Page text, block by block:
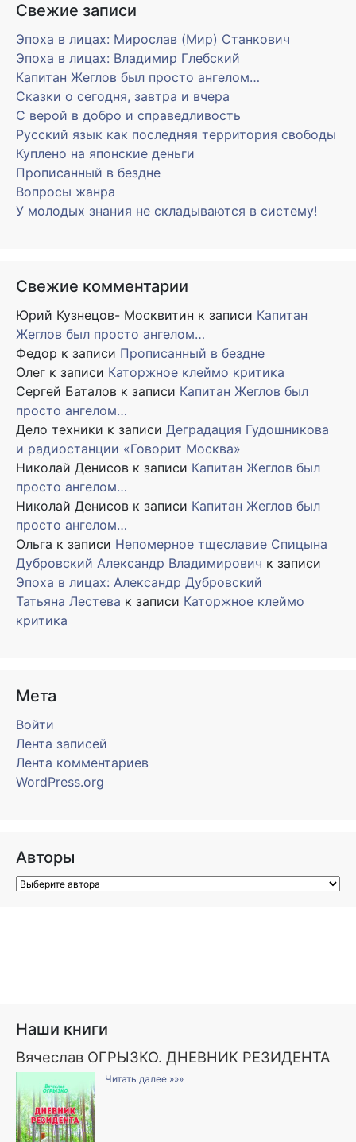
Свежие записи
Эпоха в лицах: Мирослав (Мир) Станкович
Эпоха в лицах: Владимир Глебский
Капитан Жеглов был просто ангелом…
Сказки о сегодня, завтра и вчера
С верой в добро и справедливость
Русский язык как последняя территория свободы
Куплено на японские деньги
Прописанный в бездне
Вопросы жанра
У молодых знания не складываются в систему!
Свежие комментарии
Юрий Кузнецов- Москвитин к записи Капитан
Жеглов был просто ангелом…
Федор к записи Прописанный в бездне
Олег к записи Каторжное клеймо критика
Сергей Баталов к записи Капитан Жеглов был
просто ангелом…
Дело техники к записи Деградация Гудошникова
и радиостанции «Говорит Москва»
Николай Денисов к записи Капитан Жеглов был
просто ангелом…
Николай Денисов к записи Капитан Жеглов был
просто ангелом…
Ольга к записи Непомерное тщеславие Спицына
Дубровский Александр Владимирович к записи
Эпоха в лицах: Александр Дубровский
Татьяна Лестева к записи Каторжное клеймо
критика
Мета
Войти
Лента записей
Лента комментариев
WordPress.org
Авторы
Наши книги
Вячеслав ОГРЫЗКО. ДНЕВНИК РЕЗИДЕНТА
Читать далее »»»